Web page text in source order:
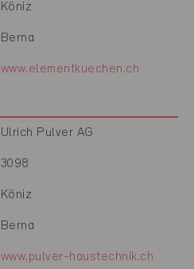
Köniz
Berna
www.elementkuechen.ch
Ulrich Pulver AG
3098
Köniz
Berna
www.pulver-haustechnik.ch